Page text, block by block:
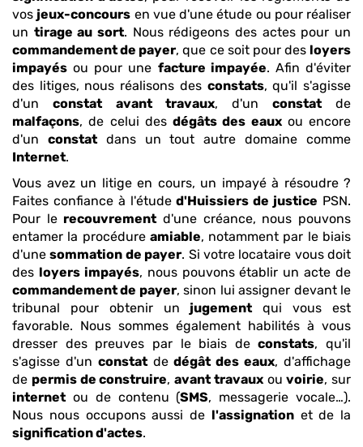
vos jeux-concours en vue d'une étude ou pour réaliser
un tirage au sort. Nous rédigeons des actes pour un
commandement de payer, que ce soit pour des loyers
impayés ou pour une facture impayée. Afin d'éviter
des litiges, nous réalisons des constats, qu'il s'agisse
d'un constat avant travaux, d'un constat de
malfaçons, de celui des dégâts des eauxou encore
d'un constatdans un tout autre domaine comme
Internet.
Vous avez un litige en cours, un impayé à résoudre ?
Faites confiance à l'étuded'Huissiers de justice PSN.
Pour le recouvrement d'une créance, nous pouvons
entamer la procédure amiable, notamment par le biais
d'unesommation de payer. Si votre locataire vous doit
des loyers impayés, nous pouvons établir un acte de
commandement de payer, sinon lui assigner devant le
tribunal pour obtenir un jugement qui vous est
favorable. Nous sommes également habilités à vous
dresser des preuves par le biais deconstats, qu'il
s'agisse d'un constatdedégât des eaux, d'affichage
de permis de construire, avant travauxouvoirie, sur
internet ou de contenu (SMS, messagerie vocale…).
Nous nous occupons aussi de l'assignationet de la
signification d'actes.